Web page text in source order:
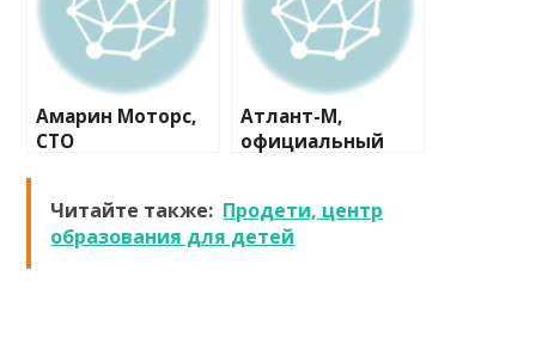
Амарин Моторс,
СТО
Атлант-М,
официальный
Читайте также: Продети, центр
образования для детей